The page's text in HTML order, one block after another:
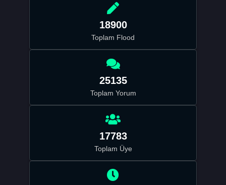
18900
Toplam Flood
25135
Toplam Yorum
17783
Toplam Üye